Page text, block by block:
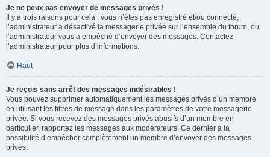
Je ne peux pas envoyer de messages privés !
Il y a trois raisons pour cela : vous n’êtes pas enregistré et/ou connecté,
l’administrateur a désactivé la messagerie privée sur l’ensemble du forum, ou
l’administrateur vous a empêché d’envoyer des messages. Contactez
l’administrateur pour plus d’informations.
Haut
Je reçois sans arrêt des messages indésirables !
Vous pouvez supprimer automatiquement les messages privés d’un membre
en utilisant les filtres de message dans les paramètres de votre messagerie
privée. Si vous recevez des messages privés abusifs d’un membre en
particulier, rapportez les messages aux modérateurs. Ce dernier a la
possibilité d’empêcher complètement un membre d’envoyer des messages
privés.